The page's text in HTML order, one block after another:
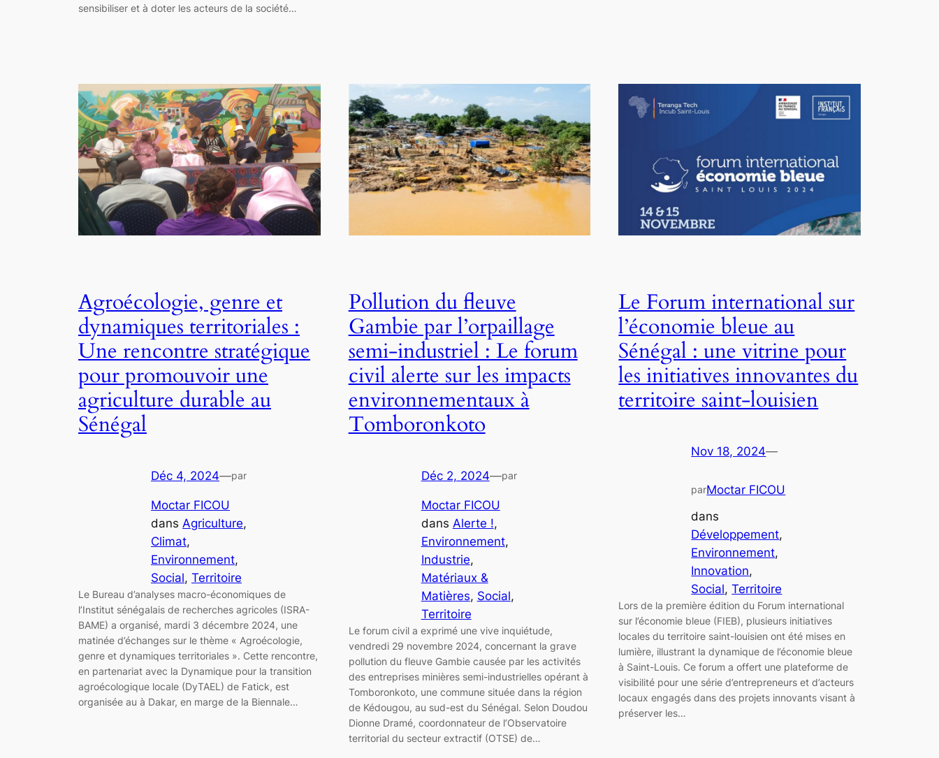
sensibiliser et à doter les acteurs de la société…
Agroécologie, genre et
dynamiques territoriales :
Une rencontre stratégique
pour promouvoir une
agriculture durable au
Sénégal
Déc 4, 2024—par
Moctar FICOU
dans Agriculture
Climat
Environnement
Social, Territoire
Le Bureau d’analyses macro-économiques de
l’Institut sénégalais de recherches agricoles (ISRA-
BAME) a organisé, mardi 3 décembre 2024, une
matinée d’échanges sur le thème « Agroécologie,
genre et dynamiques territoriales ». Cette rencontre,
en partenariat avec la Dynamique pour la transition
agroécologique locale (DyTAEL) de Fatick, est
organisée au à Dakar, en marge de la Biennale…
Pollution du fleuve
Gambie par l’orpaillage
semi-industriel : Le forum
civil alerte sur les impacts
environnementaux à
Tomboronkoto
Déc 2, 2024—par
Moctar FICOU
dans Alerte !
Environnement
Industrie
Matériaux &
Matières, Social
Territoire
Le forum civil a exprimé une vive inquiétude,
vendredi 29 novembre 2024, concernant la grave
pollution du fleuve Gambie causée par les activités
des entreprises minières semi-industrielles opérant à
Tomboronkoto, une commune située dans la région
de Kédougou, au sud-est du Sénégal. Selon Doudou
Dionne Dramé, coordonnateur de l’Observatoire
territorial du secteur extractif (OTSE) de…
Le Forum international sur
l’économie bleue au
Sénégal : une vitrine pour
les initiatives innovantes du
territoire saint-louisien
Nov 18, 2024—
parMoctar FICOU
dans
Développement
Environnement
Innovation
Social, Territoire
Lors de la première édition du Forum international
sur l’économie bleue (FIEB), plusieurs initiatives
locales du territoire saint-louisien ont été mises en
lumière, illustrant la dynamique de l’économie bleue
à Saint-Louis. Ce forum a offert une plateforme de
visibilité pour une série d’entrepreneurs et d’acteurs
locaux engagés dans des projets innovants visant à
préserver les…